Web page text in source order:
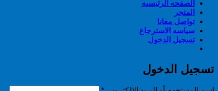
الصفحه الرئيسيه
المتجر
تواصل معانا
سياسه الاسترجاع
تسجيل الدخول
تسجيل الدخول